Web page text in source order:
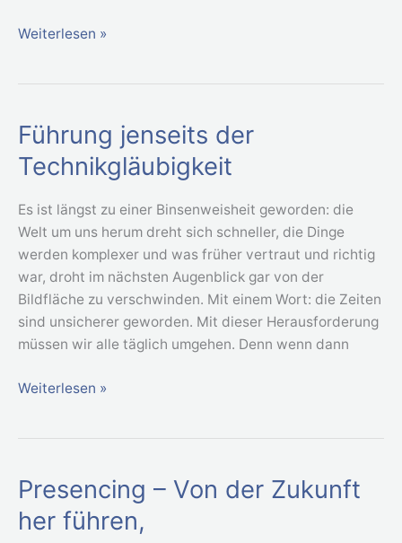
Weiterlesen »
Führung jenseits der
Technikgläubigkeit
Es ist längst zu einer Binsenweisheit geworden: die
Welt um uns herum dreht sich schneller, die Dinge
werden komplexer und was früher vertraut und richtig
war, droht im nächsten Augenblick gar von der
Bildfläche zu verschwinden. Mit einem Wort: die Zeiten
sind unsicherer geworden. Mit dieser Herausforderung
müssen wir alle täglich umgehen. Denn wenn dann
Führung
der
Weiterlesen »
Presencing – Von der Zukunft
her führen,
Presencing
Von